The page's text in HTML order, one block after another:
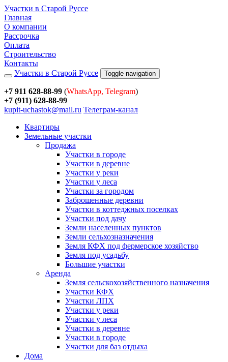
Участки в Старой Руссе
Главная
О компании
Рассрочка
Оплата
Строительство
Контакты
Участки в Старой Руссе
Toggle navigation
+7 911 628-88-99 (WhatsApp, Telegram)
+7 (911) 628-88-99
kupit-uchastok@mail.ru Телеграм-канал
Квартиры
Земельные участки
Продажа
Участки в городе
Участки в деревне
Участки у реки
Участки у леса
Участки за городом
Заброшенные деревни
Участки в коттеджных поселках
Участки под дачу
Земли населенных пунктов
Земли сельхозназначения
Земля КФХ под фермерское хозяйство
Земля под усадьбу
Большие участки
Аренда
Земля сельскохозяйственного назначения
Участки КФХ
Участки ЛПХ
Участки у реки
Участки у леса
Участки в деревне
Участки в городе
Участки для баз отдыха
Дома